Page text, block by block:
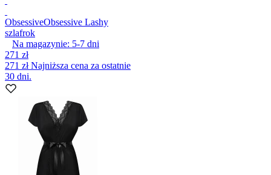
ObsessiveObsessive Lashy
szlafrok
Na magazynie: 5-7 dni
271 zł
271 złNajniższa cena za ostatnie
30 dni.